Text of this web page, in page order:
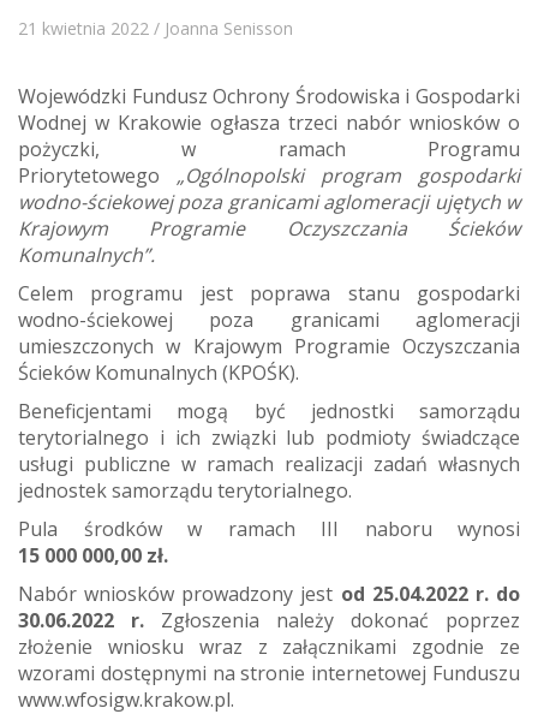
21 kwietnia 2022 / Joanna Senisson
Wojewódzki Fundusz Ochrony Środowiska i Gospodarki
Wodnej w Krakowie ogłasza trzeci nabór wniosków o
pożyczki, w ramach Programu
Priorytetowego „Ogólnopolski program gospodarki
wodno-ściekowej poza granicami aglomeracji ujętych w
Krajowym Programie Oczyszczania Ścieków
Komunalnych”.
Celem programu jest poprawa stanu gospodarki
wodno-ściekowej poza granicami aglomeracji
umieszczonych w Krajowym Programie Oczyszczania
Ścieków Komunalnych (KPOŚK).
Beneficjentami mogą być jednostki samorządu
terytorialnego i ich związki lub podmioty świadczące
usługi publiczne w ramach realizacji zadań własnych
jednostek samorządu terytorialnego.
Pula środków w ramach III naboru wynosi
15 000 000,00 zł.
Nabór wniosków prowadzony jest od 25.04.2022 r. do
30.06.2022 r. Zgłoszenia należy dokonać poprzez
złożenie wniosku wraz z załącznikami zgodnie ze
wzorami dostępnymi na stronie internetowej Funduszu
www.wfosigw.krakow.pl.